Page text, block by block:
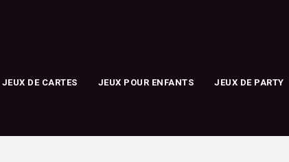
JEUX DE CARTES JEUX POUR ENFANTS JEUX DE PARTY